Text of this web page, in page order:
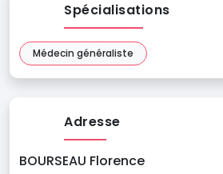
Spécialisations
Médecin généraliste
Adresse
BOURSEAU Florence